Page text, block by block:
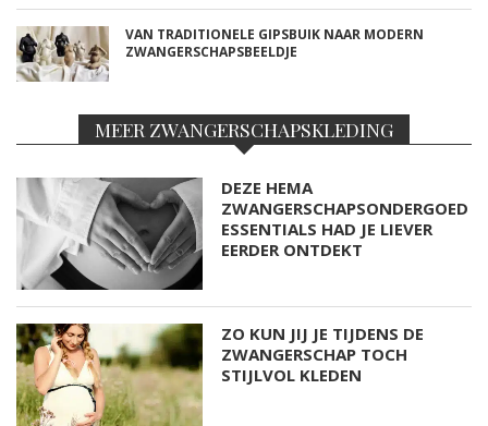
VAN TRADITIONELE GIPSBUIK NAAR MODERN
ZWANGERSCHAPSBEELDJE
MEER ZWANGERSCHAPSKLEDING
DEZE HEMA
ZWANGERSCHAPSONDERGOED
ESSENTIALS HAD JE LIEVER
EERDER ONTDEKT
ZO KUN JIJ JE TIJDENS DE
ZWANGERSCHAP TOCH
STIJLVOL KLEDEN